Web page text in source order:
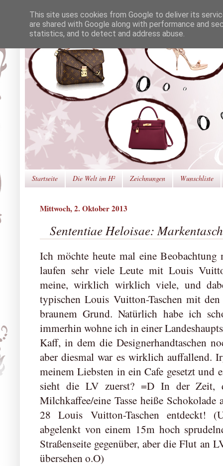
Startseite Die Welt im H² Zeichnungen Wunschliste
Mittwoch, 2. Oktober 2013
Sententiae Heloisae:
Ich möchte heute mal eine
laufen sehr viele Leute mit Louis
meine, wirklich wirklich viele, und
typischen Louis Vuitton-Taschen mit
braunem Grund. Natürlich habe ich
immerhin wohne ich in einer
Kaff, in dem die Designerhandtaschen
aber diesmal war es wirklich auffallend.
meinem Liebsten in ein Cafe gesetzt und
sieht die LV zuerst? =D In der Zeit,
Milchkaffee/eine Tasse heiße
28 Louis Vuitton-Taschen entdeckt!
abgelenkt von einem 15m hoch
Straßenseite gegenüber, aber die Flut an
übersehen o.O)
This site uses cookies from Google to deliver its
are shared with Google along with performance and
statistics, and to detect and address abuse.